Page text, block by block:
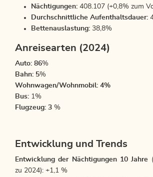
Nächtigungen: 408.107 (+0,8% zum
Durchschnittliche Aufenthaltsdauer:
Bettenauslastung: 38,8%
Anreisearten (2024)
Auto: 86%
Bahn: 5%
Wohnwagen/Wohnmobil: 4%
Bus: 1%
Flugzeug: 3 %
Entwicklung und Trends
Entwicklung der Nächtigungen 10 Jahre
zu 2024): +1,1 %